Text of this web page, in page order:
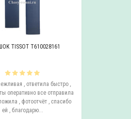
TISSOT T610028161
, ответила быстро ,
оперативно все отправила
, фотоотчёт , спасибо
ей , благодарю...